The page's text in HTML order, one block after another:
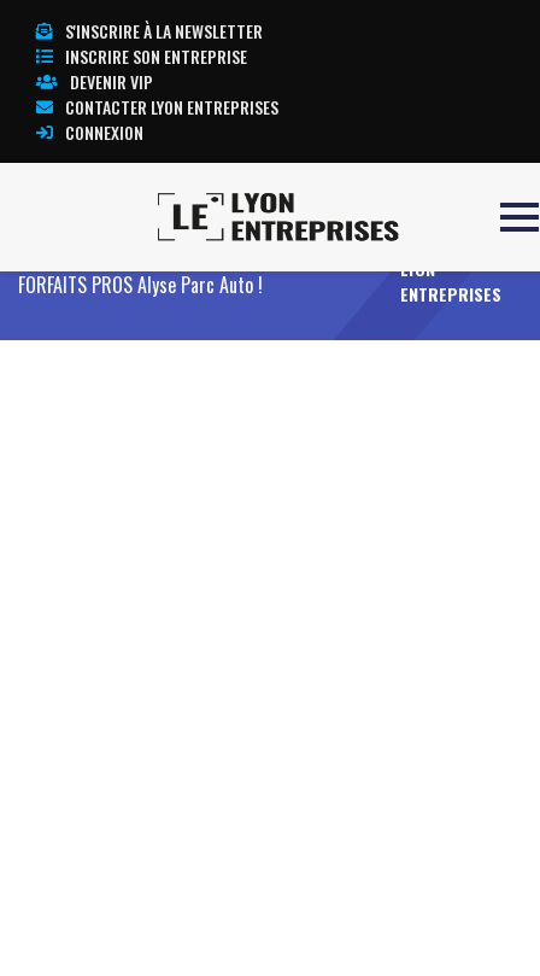
S'INSCRIRE À LA NEWSLETTER
INSCRIRE SON ENTREPRISE
DEVENIR VIP
CONTACTER LYON ENTREPRISES
CONNEXION
Offres
Réduisez vos
FORFAITS PROS Alyse Parc Auto !
LYON
ENTREPRISES